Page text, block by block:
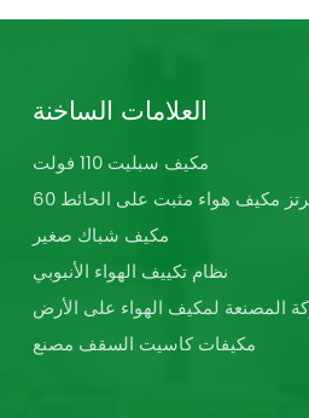
العلامات الساخنة
مكيف سبليت 110 فولت
هرتز مكيف هواء مثبت على الحائط
مكيف شباك صغير
نظام تكييف الهواء الأنبوبي
المصنعة لمكيف الهواء على الأرض
مكيفات كاسيت السقف مصنع